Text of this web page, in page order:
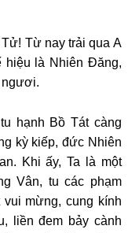
Từ nay trải qua A
hiệu là Nhiên Đăng,
ngươi.
hạnh Bồ Tát càng
kỳ kiếp, đức Nhiên
Khi ấy, Ta là một
Vân, tu các phạm
mừng, cung kính
liền đem bảy cành